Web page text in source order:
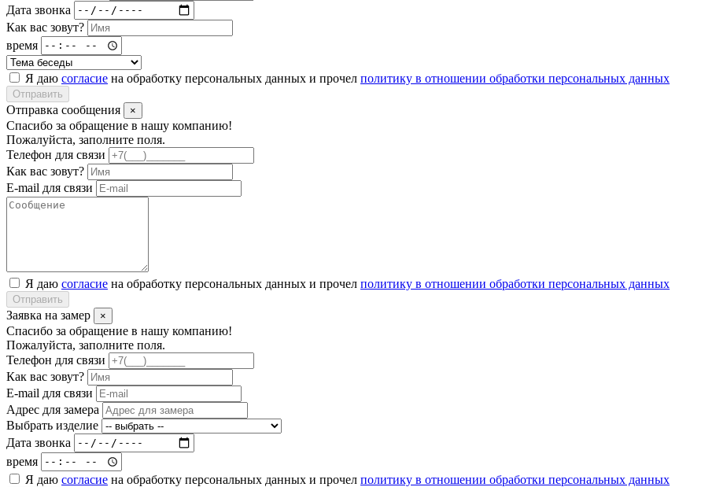
Дата звонка
Как вас зовут?
время
Я даю согласие на обработку персональных данных и прочел политику в отношении обработки персональных данных
Отправить
Отправка сообщения ×
Спасибо за обращение в нашу компанию!
Пожалуйста, заполните поля.
Телефон для связи
Как вас зовут?
E-mail для связи
Я даю согласие на обработку персональных данных и прочел политику в отношении обработки персональных данных
Отправить
Заявка на замер ×
Спасибо за обращение в нашу компанию!
Пожалуйста, заполните поля.
Телефон для связи
Как вас зовут?
E-mail для связи
Адрес для замера
Выбрать изделие
Дата звонка
время
Я даю согласие на обработку персональных данных и прочел политику в отношении обработки персональных данных